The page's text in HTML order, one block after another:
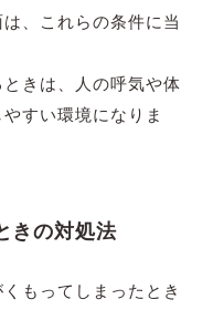
、これらの条件に当
きは、人の呼気や体
すい環境になりま
きの対処法
もってしまったとき